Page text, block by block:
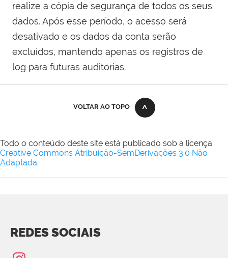
realize a cópia de segurança de todos os seus
dados. Após esse período, o acesso será
desativado e os dados da conta serão
excluídos, mantendo apenas os registros de
log para futuras auditorias.
VOLTAR AO TOPO
Todo o conteúdo deste site está publicado sob a licença
Creative Commons Atribuição-SemDerivações 3.0 Não
Adaptada.
REDES SOCIAIS